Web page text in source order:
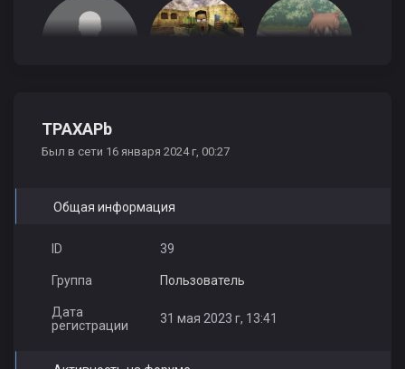
TPAXAPb
Был в сети 16 января 2024 г, 00:27
Общая информация
ID 39
Группа Пользователь
Дата
регистрации
31 мая 2023 г, 13:41